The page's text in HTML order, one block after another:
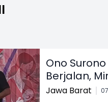
Ono
Berjalan,
Jawa Barat